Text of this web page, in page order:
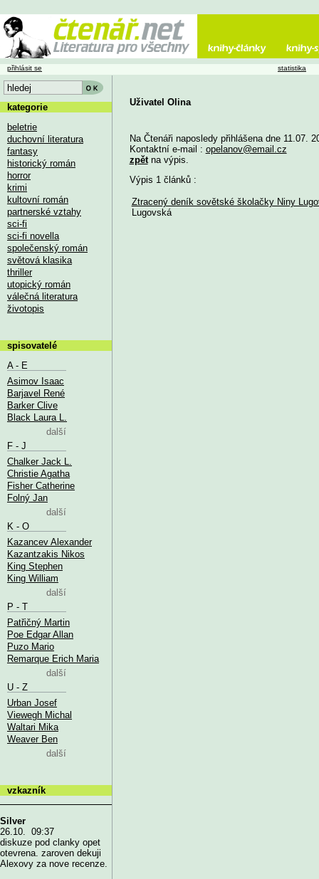
Uživatel Olina
Na Čtenáři naposledy přihlášena dne 11.07.
Kontaktní e-mail : opelanov@email.cz
zpětna výpis.
Výpis 1 článků :
Ztracený deník sovětské školačky Niny
Lugovská
přihlásit se statistika
kategorie
beletrie
duchovní literatura
fantasy
historický román
horror
krimi
kultovní román
partnerské vztahy
sci-fi
sci-fi novella
společenský román
světová klasika
thriller
utopický román
válečná literatura
životopis
spisovatelé
A - E
Asimov Isaac
Barjavel René
Barker Clive
Black Laura L.
další
F - J
Chalker Jack L.
Christie Agatha
Fisher Catherine
Folný Jan
další
K - O
Kazancev Alexander
Kazantzakis Nikos
King Stephen
King William
další
P - T
Patřičný Martin
Poe Edgar Allan
Puzo Mario
Remarque Erich Maria
další
U - Z
Urban Josef
Viewegh Michal
Waltari Mika
Weaver Ben
další
vzkazník
Silver
26.10. 09:37
diskuze pod clanky opet
otevrena. zaroven dekuji
Alexovy za nove recenze.